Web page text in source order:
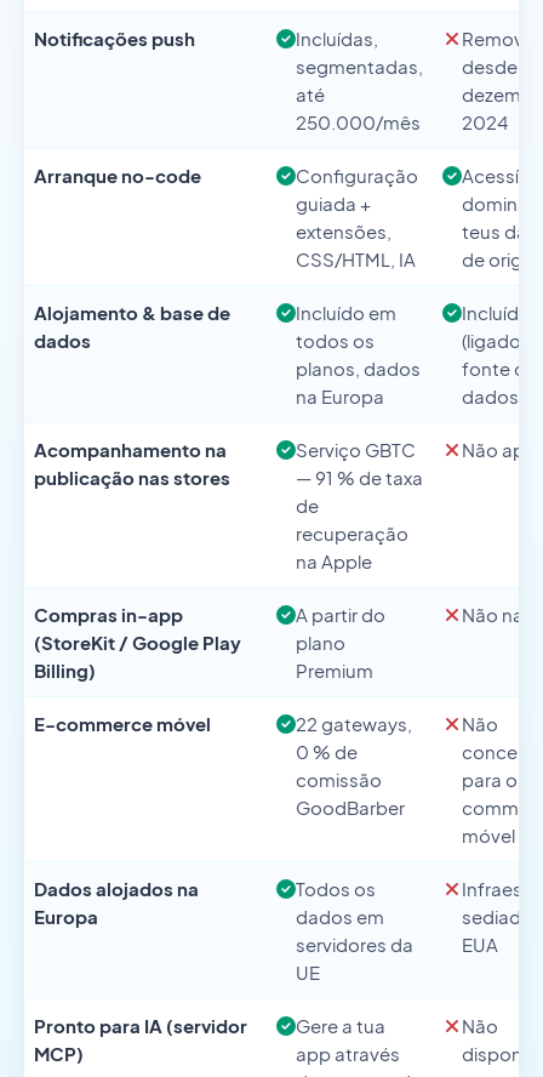
Notificações push
Incluídas,
segmentadas,
até
250.000/mês
desde
2024
Arranque no-code
Configuração
guiada +
extensões,
CSS/HTML, IA
teus
de
Alojamento & base de
dados
Incluído em
todos os
planos, dados
na Europa
Incluído
(ligado à
fonte de
dados)
Acompanhamento na
publicação nas stores
Serviço GBTC
— 91 % de taxa
de
recuperação
na Apple
Não
Compras in-app
(StoreKit / Google Play
Billing)
A partir do
plano
Premium
Não
E-commerce móvel
22 gateways,
0 % de
comissão
GoodBarber
Não
para o e-
móvel
Dados alojados na
Europa
Todos os
dados em
servidores da
UE
sediada
EUA
Pronto para IA (servidor
MCP)
Gere a tua
app através
Não